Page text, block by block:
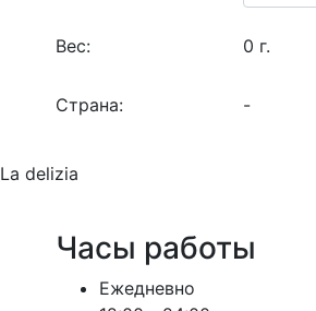
Вес: 0 г.
Страна: -
La delizia
Часы работы
Ежедневно